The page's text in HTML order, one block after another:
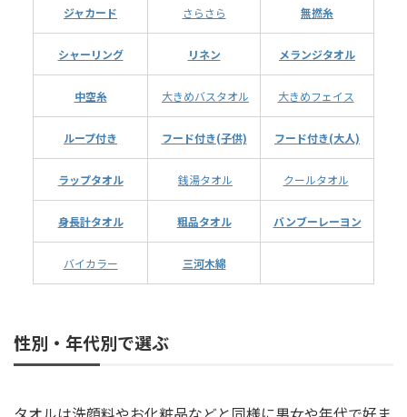
ジャカード さらさら 無撚糸
シャーリング リネン メランジタオル
中空糸 大きめバスタオル 大きめフェイス
ループ付き フード付き(子供) フード付き(大人)
ラップタオル 銭湯タオル クールタオル
身長計タオル 粗品タオル バンブーレーヨン
バイカラー 三河木綿
性別・年代別で選ぶ